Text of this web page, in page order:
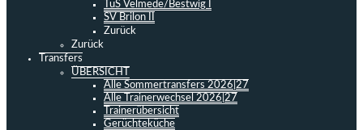
TuS Velmede/Bestwig I
SV Brilon II
Zurück
Zurück
Transfers
ÜBERSICHT
Alle Sommertransfers 2026|27
Alle Trainerwechsel 2026|27
Trainerübersicht
Gerüchteküche